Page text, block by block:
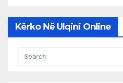
Kërko Në Ulqini Online